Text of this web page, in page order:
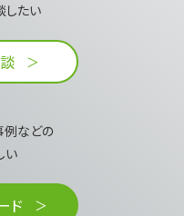
したい​
例などの
い​
ド